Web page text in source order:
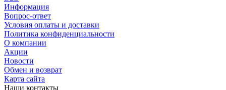
Информация
Вопрос-ответ
Условия оплаты и доставки
Политика конфиденциальности
О компании
Акции
Новости
Обмен и возврат
Карта сайта
Наши контакты